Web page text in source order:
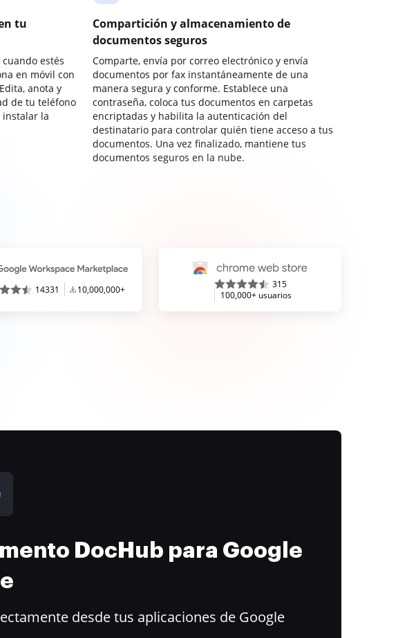
tu
estés
en móvil con
anota y
de tu teléfono
instalar la
Compartición y almacenamiento de
documentos seguros
Comparte, envía por correo electrónico y envía
documentos por fax instantáneamente de una
manera segura y conforme. Establece una
contraseña, coloca tus documentos en carpetas
encriptadas y habilita la autenticación del
destinatario para controlar quién tiene acceso a tus
documentos. Una vez finalizado, mantiene tus
documentos seguros en la nube.
14331 10,000,000+
315
100,000+ usuarios
DocHub para Google
desde tus aplicaciones de Google